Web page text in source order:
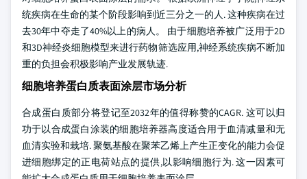
统疾病在生命的某个阶段影响到近三分之一的人. 这种疾病在过
去30年中夺走了40%以上的病人。 由于细胞培养被广泛用于2D
和3D神经炎细胞模型来进行药物筛选应用,神经系统疾病不断加
重的负担会积极影响产业发展轨迹.
细胞培养蛋白质表面涂层市场分析
合成蛋白质部分将登记至2032年的值得称赞的CAGR. 这可以归
功于以合成蛋白涂装的细胞培养器高度适合用于血清减量和无
血清实验和栽培. 聚氨基酸在聚苯乙烯上产生正变化的能力会促
进细胞绑定的正电荷站点的提供,以影响细胞行为. 这一因素可